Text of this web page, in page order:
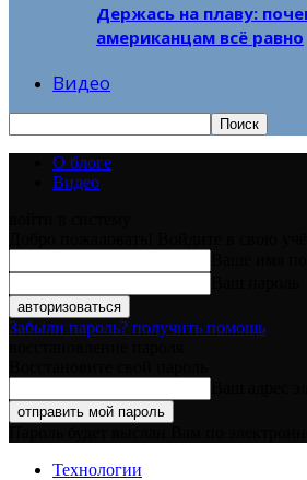
Держась на плаву:
американцам всё равно
Видео
О блоге
Видео
Забыли пароль? получить помощь
Технологии